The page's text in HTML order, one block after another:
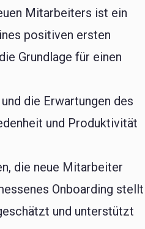
Mitarbeiters ist ein
positiven ersten
Grundlage für einen
die Erwartungen des
und Produktivität
die neue Mitarbeiter
Onboarding stellt
und unterstützt